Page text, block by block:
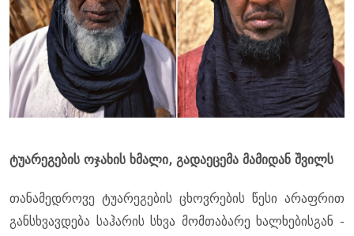
ტუარეგების ოჯახის ხმალი, გადაეცემა მამიდან შვილს
თანამედროვე ტუარეგების ცხოვრების წესი არაფრით
განსხვავდება საჰარის სხვა მომთაბარე ხალხებისგან -